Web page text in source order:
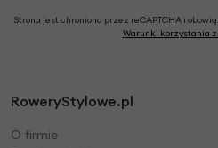
Strona jest chroniona przez reCAPTCHA i
Warunki korzystania z
RoweryStylowe.pl
O firmie